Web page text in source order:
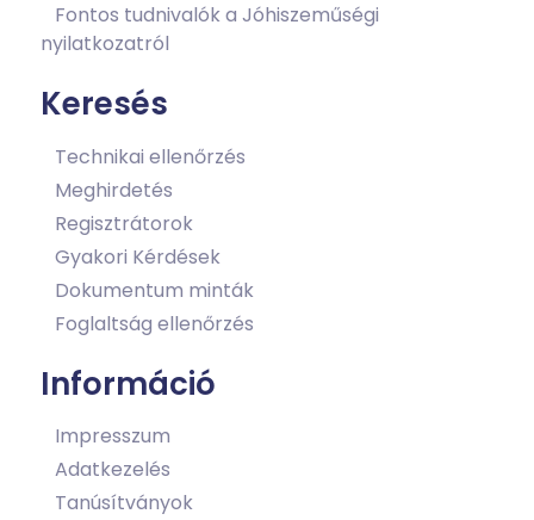
Fontos tudnivalók a Jóhiszeműségi
nyilatkozatról
Keresés
Technikai ellenőrzés
Meghirdetés
Regisztrátorok
Gyakori Kérdések
Dokumentum minták
Foglaltság ellenőrzés
Információ
Impresszum
Adatkezelés
Tanúsítványok